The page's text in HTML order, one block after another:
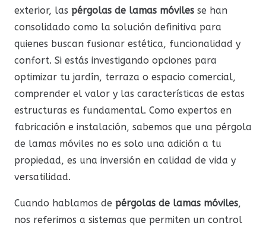
exterior, las pérgolas de lamas móviles se han
consolidado como la solución definitiva para
quienes buscan fusionar estética, funcionalidad y
confort. Si estás investigando opciones para
optimizar tu jardín, terraza o espacio comercial,
comprender el valor y las características de estas
estructuras es fundamental. Como expertos en
fabricación e instalación, sabemos que una pérgola
de lamas móviles no es solo una adición a tu
propiedad, es una inversión en calidad de vida y
versatilidad.
Cuando hablamos de pérgolas de lamas móviles,
nos referimos a sistemas que permiten un control